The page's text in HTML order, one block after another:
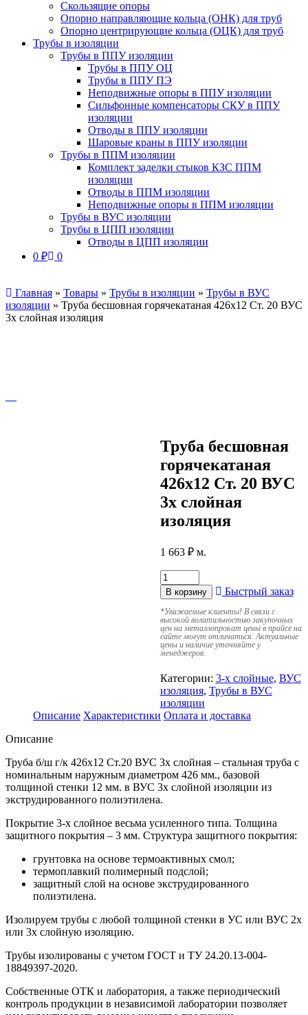
Скользящие опоры
Опорно направляющие кольца (ОНК) для труб
Опорно центрирующие кольца (ОЦК) для труб
Трубы в изоляции
Трубы в ППУ изоляции
Трубы в ППУ ОЦ
Трубы в ППУ ПЭ
Неподвижные опоры в ППУ изоляции
Сильфонные компенсаторы СКУ в ППУ
изоляции
Отводы в ППУ изоляции
Шаровые краны в ППУ изоляции
Трубы в ППМ изоляции
Комплект заделки стыков КЗС ППМ
изоляции
Отводы в ППМ изоляции
Неподвижные опоры в ППМ изоляции
Трубы в ВУС изоляции
Трубы в ЦПП изоляции
Отводы в ЦПП изоляции
0 ₽ 0
Главная » Товары » Трубы в изоляции » Трубы в ВУС
изоляции » Труба бесшовная горячекатаная 426х12 Ст. 20 ВУС
3х слойная изоляция
Труба бесшовная
горячекатаная
426х12 Ст. 20 ВУС
3х слойная
изоляция
1 663 ₽ м.
В корзину Быстрый заказ
*Уважаемые клиенты! В связи с
высокой волатильностью закупочных
цен на металлопрокат цены в прайсе на
сайте могут отличаться. Актуальные
цены и наличие уточняйте у
менеджеров.
Категории: 3-х слойные, ВУС
изоляция, Трубы в ВУС
изоляции
Описание Характеристики Оплата и доставка
Описание
Труба б/ш г/к 426х12 Ст.20 ВУС 3х слойная – стальная труба с
номинальным наружным диаметром 426 мм., базовой
толщиной стенки 12 мм. в ВУС 3х слойной изоляции из
экструдированного полиэтилена.
Покрытие 3-х слойное весьма усиленного типа. Толщина
защитного покрытия – 3 мм. Структура защитного покрытия:
грунтовка на основе термоактивных смол;
термоплавкий полимерный подслой;
защитный слой на основе экструдированного
полиэтилена.
Изолируем трубы с любой толщиной стенки в УС или ВУС 2х
или 3х слойную изоляцию.
Трубы изолированы с учетом ГOCT и TУ 24.20.13-004-
18849397-2020.
Собственные ОТК и лаборатория, а также периодический
контроль продукции в независимой лаборатории позволяет